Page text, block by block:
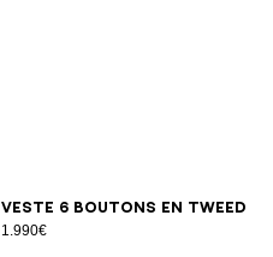
Veste 6 boutons en tweed
1.990€
343638 4042